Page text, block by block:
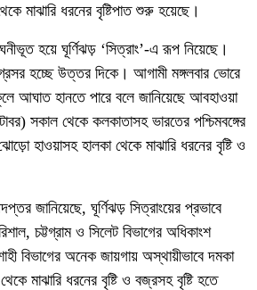
মাঝারি ধরনের বৃষ্টিপাত শুরু হয়েছে।
হয়ে ঘূর্ণিঝড় ‘সিত্রাং’-এ রূপ নিয়েছে।
হচ্ছে উত্তর দিকে। আগামী মঙ্গলবার ভোরে
আঘাত হানতে পারে বলে জানিয়েছে আবহাওয়া
সকাল থেকে কলকাতাসহ ভারতের পশ্চিমবঙ্গের
হাওয়াসহ হালকা থেকে মাঝারি ধরনের বৃষ্টি ও
জানিয়েছে, ঘূর্ণিঝড় সিত্রাংয়ের প্রভাবে
চট্টগ্রাম ও সিলেট বিভাগের অধিকাংশ
বিভাগের অনেক জায়গায় অস্থায়ীভাবে দমকা
মাঝারি ধরনের বৃষ্টি ও বজ্রসহ বৃষ্টি হতে